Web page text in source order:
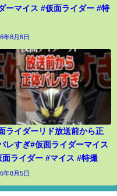
ーマイス #仮面ライダー #特
年8月6日
ライダーリド放送前から正
レすぎ#仮面ライダーマイス
面ライダー #マイス #特撮
年8月5日